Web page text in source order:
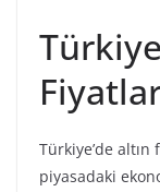
Türkiye’de
piyasadaki